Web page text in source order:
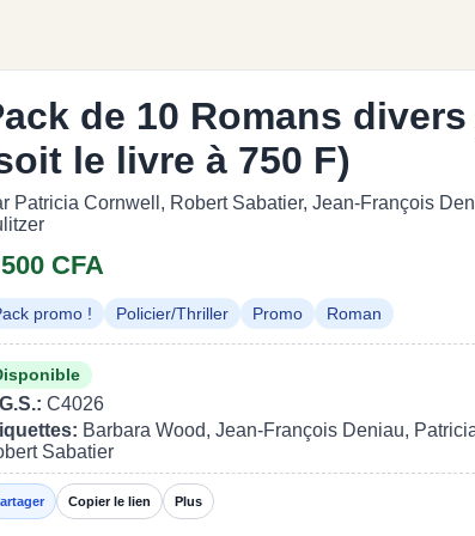
de 10 Romans
le livre à 750 F)
Patricia Cornwell, Robert Sabatier, Jean-François
CFA
promo ! Policier/Thriller Promo Roman
C4026
Barbara Wood, Jean-François Deniau,
Sabatier
Copier le lien Plus